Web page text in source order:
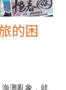
的困
灘亂象，就